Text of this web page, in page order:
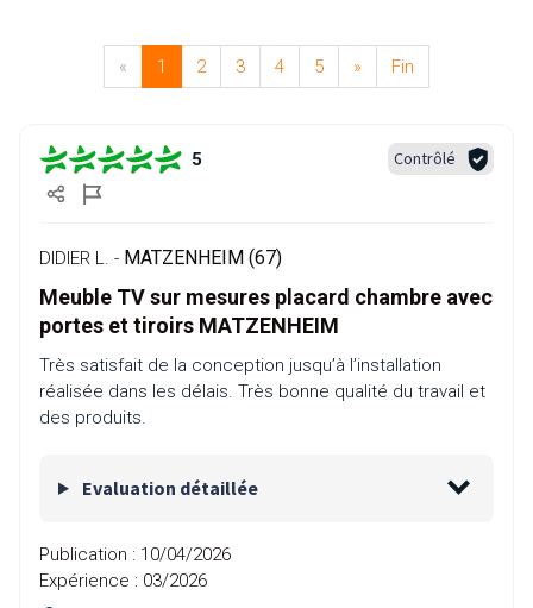
« 1 2 3 4 5 » Fin
5 Contrôlé
DIDIER L. - MATZENHEIM (67)
Meuble TV sur mesures placard chambre avec
portes et tiroirs MATZENHEIM
Très satisfait de la conception jusqu’à l’installation
réalisée dans les délais. Très bonne qualité du travail et
des produits.
Evaluation détaillée
Publication : 10/04/2026
Expérience : 03/2026